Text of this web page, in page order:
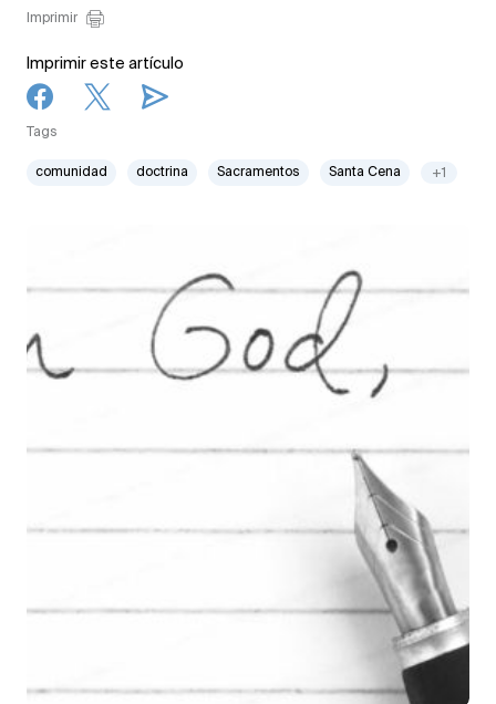
Imprimir
Imprimir este artículo
Tags
comunidad doctrina Sacramentos Santa Cena +1